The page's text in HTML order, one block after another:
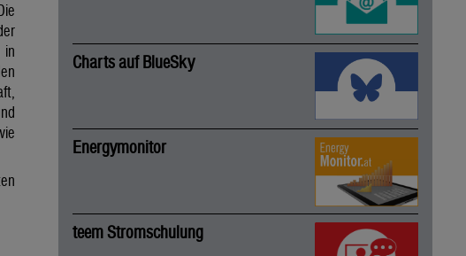
in
Charts auf BlueSky
Energymonitor
teem Stromschulung